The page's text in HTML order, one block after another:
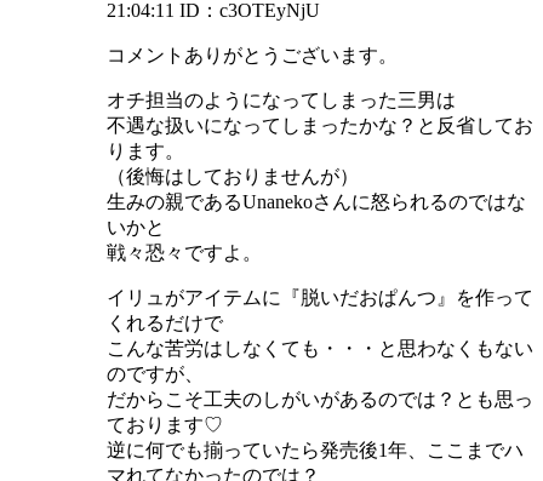
21:04:11 ID：c3OTEyNjU
コメントありがとうございます。
オチ担当のようになってしまった三男は
不遇な扱いになってしまったかな？と反省してお
ります。
（後悔はしておりませんが）
生みの親であるUnanekoさんに怒られるのではな
いかと
戦々恐々ですよ。
イリュがアイテムに『脱いだおぱんつ』を作って
くれるだけで
こんな苦労はしなくても・・・と思わなくもない
のですが、
だからこそ工夫のしがいがあるのでは？とも思っ
ております♡
逆に何でも揃っていたら発売後1年、ここまでハ
マれてなかったのでは？